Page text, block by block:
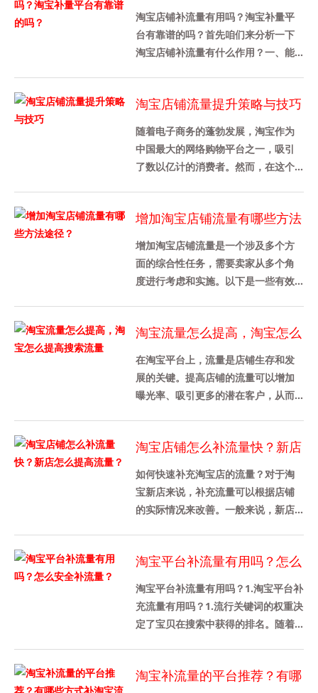
补量平台有靠谱的吗？
淘宝店铺补流量有用吗？淘宝补量平
台有靠谱的吗？首先咱们来分析一下
淘宝店铺补流量有什么作用？一、能
淘宝店铺流量提升策略与技巧
随着电子商务的蓬勃发展，淘宝作为
中国最大的网络购物平台之一，吸引
了数以亿计的消费者。然而，在这个
心......
增加淘宝店铺流量有哪些方法
途径？
增加淘宝店铺流量是一个涉及多个方
面的综合性任务，需要卖家从多个角
度进行考虑和实施。以下是一些有效
淘宝流量怎么提高，淘宝怎么
提高搜索流量
在淘宝平台上，流量是店铺生存和发
展的关键。提高店铺的流量可以增加
曝光率、吸引更多的潜在客户，从而
的......
淘宝店铺怎么补流量快？新店
怎么提高流量？
如何快速补充淘宝店的流量？对于淘
宝新店来说，补充流量可以根据店铺
的实际情况来改善。一般来说，新店
淘宝平台补流量有用吗？怎么
安全补流量？
淘宝平台补流量有用吗？1.淘宝平台补
充流量有用吗？1.流行关键词的权重决
定了宝贝在搜索中获得的排名。随着
淘宝补流量的平台推荐？有哪